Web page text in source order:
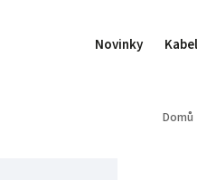
Novinky
Domů